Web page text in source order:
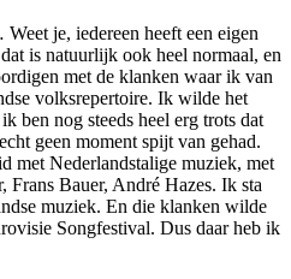
je, iedereen heeft een eigen
is natuurlijk ook heel normaal, en
met de klanken waar ik van
volksrepertoire. Ik wilde het
ben nog steeds heel erg trots dat
geen moment spijt van gehad.
met Nederlandstalige muziek, met
Frans Bauer, André Hazes. Ik sta
muziek. En die klanken wilde
Songfestival. Dus daar heb ik